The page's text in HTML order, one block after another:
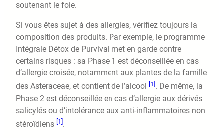
soutenant le foie.
Si vous êtes sujet à des allergies, vérifiez toujours la
composition des produits. Par exemple, le programme
Intégrale Détox de Purvival met en garde contre
certains risques : sa Phase 1 est déconseillée en cas
d’allergie croisée, notamment aux plantes de la famille
des Asteraceae, et contient de l’alcool
[1]. De même, la
Phase 2 est déconseillée en cas d’allergie aux dérivés
salicylés ou d’intolérance aux anti-inflammatoires non
stéroïdiens [1].